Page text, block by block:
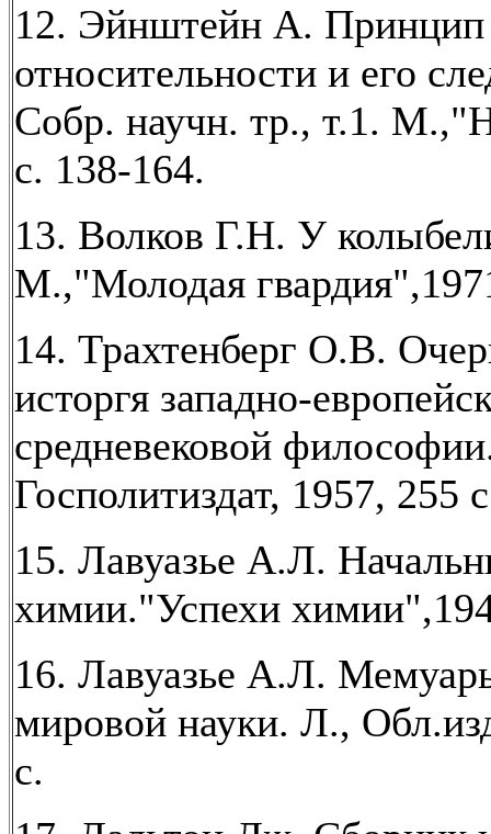
12. Эйнштейн А. Принцип
относительности и его
Собр. научн. тр., т.1.
с. 138-164.
13. Волков Г.Н. У
М.,"Молодая
14. Трахтенберг О.В.
исторгя западно-
средневековой
Госполитиздат, 1957, 255
15. Лавуазье А.Л.
химии."Успехи
16. Лавуазье А.Л.
мировой науки. Л.,
с.